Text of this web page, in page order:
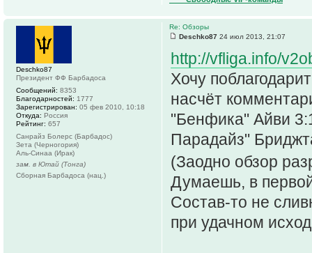
Re: Обзоры
Deschko87 24 июл 2013, 21:07
http://vfliga.info/
Хочу
насчёт
"Бенфика" Айви
Парадайз"
(Заодно обзор
Думаешь, в
Состав-то не
при удачном
Deschko87
Президент ФФ Барбадоса
Сообщений: 8353
Благодарностей: 1777
Зарегистрирован: 05 фев 2010, 10:18
Откуда: Россия
Рейтинг: 657
Санрайз Болерс (Барбадос)
Зета (Черногория)
Аль-Синаа (Ирак)
зам. в Ютай (Тонга)
Сборная Барбадоса (нац.)